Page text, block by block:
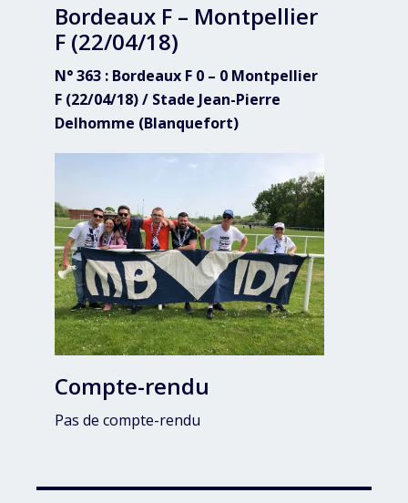
Bordeaux F – Montpellier
F (22/04/18)
N° 363 : Bordeaux F 0 – 0 Montpellier
F (22/04/18) / Stade Jean-Pierre
Delhomme (Blanquefort)
Compte-rendu
Pas de compte-rendu